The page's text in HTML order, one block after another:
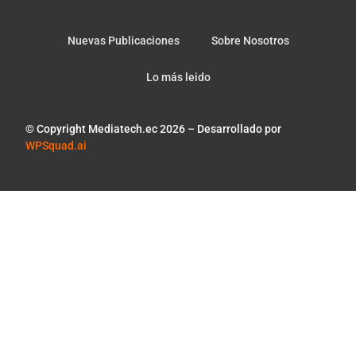
© Copyright Mediatech.ec 2026 – Desarrollado por
WPSquad.ai
Nuevas Publicaciones Sobre Nosotros
Lo más leido